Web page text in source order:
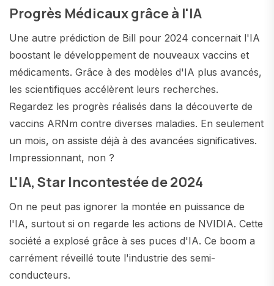
Progrès Médicaux grâce à l'IA
Une autre prédiction de Bill pour 2024 concernait l'IA
boostant le développement de nouveaux vaccins et
médicaments. Grâce à des modèles d'IA plus avancés,
les scientifiques accélèrent leurs recherches.
Regardez les progrès réalisés dans la découverte de
vaccins ARNm contre diverses maladies. En seulement
un mois, on assiste déjà à des avancées significatives.
Impressionnant, non ?
L'IA, Star Incontestée de 2024
On ne peut pas ignorer la montée en puissance de
l'IA, surtout si on regarde les actions de NVIDIA. Cette
société a explosé grâce à ses puces d'IA. Ce boom a
carrément réveillé toute l'industrie des semi-
conducteurs.